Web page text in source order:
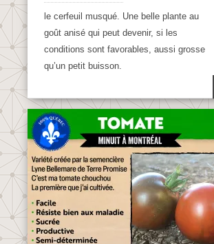
le cerfeuil musqué. Une belle plante au
goût anisé qui peut devenir, si les
conditions sont favorables, aussi grosse
qu’un petit buisson.